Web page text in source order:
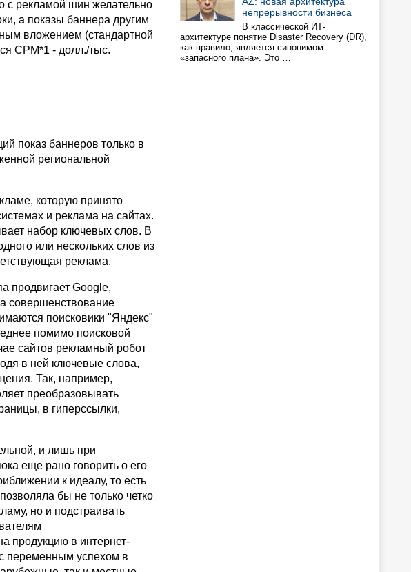
с рекламой шин желательно
а показы баннера другим
вложением (стандартной
CPM*1 - долл./тыс.
показ баннеров только в
региональной
которую принято
и реклама на сайтах.
набор ключевых слов. В
или нескольких слов из
реклама.
продвигает Google,
совершенствование
поисковики "Яндекс"
помимо поисковой
сайтов рекламный робот
в ней ключевые слова,
Так, например,
преобразовывать
в гиперссылки,
и лишь при
еще рано говорить о его
к идеалу, то есть
бы не только четко
но и подстраивать
продукцию в интернет-
переменным успехом в
непрерывности бизнеса
В классической ИТ-
архитектуре понятие Disaster Recovery (DR),
как правило, является синонимом
«запасного плана». Это …